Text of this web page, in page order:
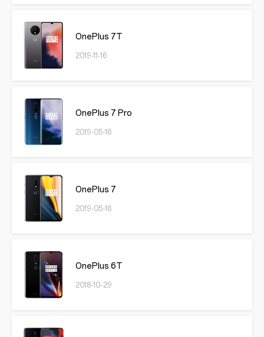
OnePlus 7T
2019-11-16
OnePlus 7 Pro
2019-05-16
OnePlus 7
2019-05-16
OnePlus 6T
2018-10-29